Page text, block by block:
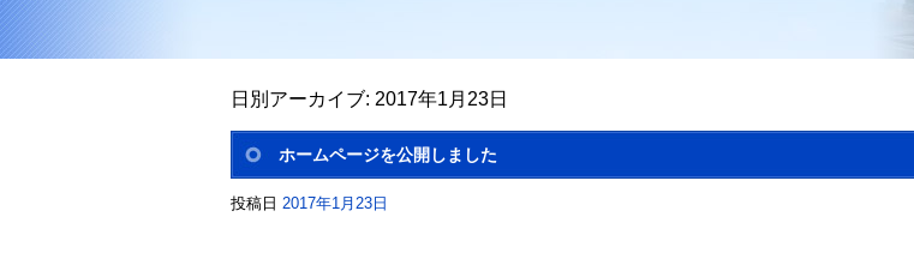
日別アーカイブ: 2017年1月23日
ホームページを公開しました
投稿日 2017年1月23日